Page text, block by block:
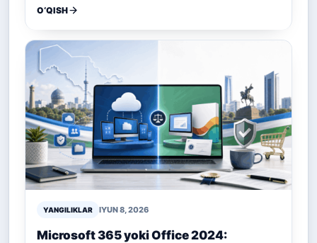
O‘QISH
YANGILIKLAR IYUN 8, 2026
Microsoft 365 yoki Office 2024: